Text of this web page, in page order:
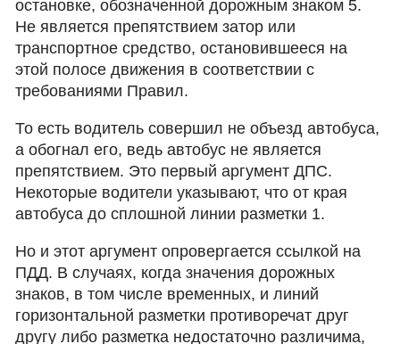
остановке, обозначенной дорожным знаком 5.
Не является препятствием затор или
транспортное средство, остановившееся на
этой полосе движения в соответствии с
требованиями Правил.
То есть водитель совершил не объезд автобуса,
а обогнал его, ведь автобус не является
препятствием. Это первый аргумент ДПС.
Некоторые водители указывают, что от края
автобуса до сплошной линии разметки 1.
Но и этот аргумент опровергается ссылкой на
ПДД. В случаях, когда значения дорожных
знаков, в том числе временных, и линий
горизонтальной разметки противоречат друг
другу либо разметка недостаточно различима,